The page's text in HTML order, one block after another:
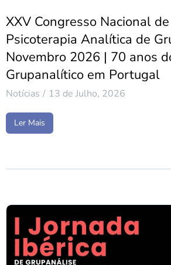
XXV Congresso Nacional
Psicoterapia Analítica de
Novembro 2026 | 70 anos
Grupanalítico em Portugal
Notícias 13 de Julho, 2026
Ler Mais